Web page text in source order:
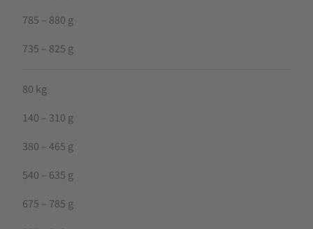
785 – 880 g
735 – 825 g
80 kg
140 – 310 g
380 – 465 g
540 – 635 g
675 – 785 g